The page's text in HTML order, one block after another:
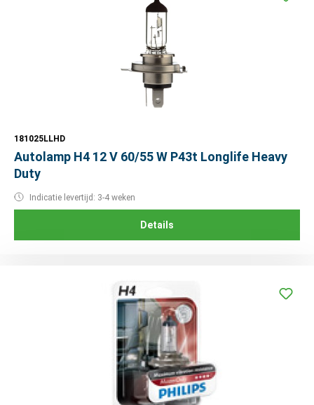
181025LLHD
Autolamp H4 12 V 60/55 W P43t Longlife Heavy
Duty
Indicatie levertijd: 3-4 weken
Details